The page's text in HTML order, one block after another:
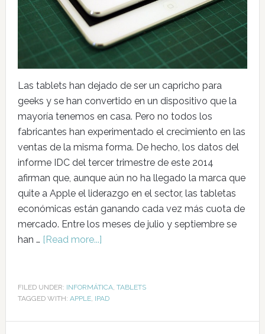
Las tablets han dejado de ser un capricho para
geeks y se han convertido en un dispositivo que la
mayoría tenemos en casa. Pero no todos los
fabricantes han experimentado el crecimiento en las
ventas de la misma forma. De hecho, los datos del
informe IDC del tercer trimestre de este 2014
afirman que, aunque aún no ha llegado la marca que
quite a Apple el liderazgo en el sector, las tabletas
económicas están ganando cada vez más cuota de
mercado. Entre los meses de julio y septiembre se
han … [Read more...]
FILED UNDER: INFORMÁTICA, TABLETS
TAGGED WITH: APPLE, IPAD